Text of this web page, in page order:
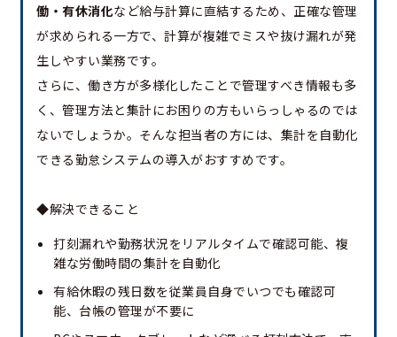
働・有休消化など給与計算に直結するため、正確な管理
が求められる一方で、計算が複雑でミスや抜け漏れが発
生しやすい業務です。
さらに、働き方が多様化したことで管理すべき情報も多
く、管理方法と集計にお困りの方もいらっしゃるのでは
ないでしょうか。そんな担当者の方には、集計を自動化
できる勤怠システムの導入がおすすめです。
◆解決できること
打刻漏れや勤務状況をリアルタイムで確認可能、複
雑な労働時間の集計を自動化
有給休暇の残日数を従業員自身でいつでも確認可
能、台帳の管理が不要に